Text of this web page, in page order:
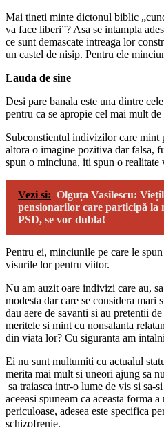
Mai tineti minte dictonul biblic
va face liberi”? Asa se intampla
ce sunt demascate intreaga lor
un castel de nisip. Pentru ele
Lauda de sine
Desi pare banala este una dintre
pentru ca se apropie cel mai mult
Subconstientul indivizilor care mint
altora o imagine pozitiva dar falsa,
spun o minciuna, iti spun o realitate
Vezi si: Olguța Vasilescu:
pensionarilor care participă la
PSD, se vor dubla!
Pentru ei, minciunile pe care le
visurile lor pentru viitor.
Nu am auzit oare indivizi care au,
modesta dar care se considera
dau aere de savanti si au pretentii
meritele si mint cu nonsalanta
din viata lor? Cu siguranta am
Ei nu sunt multumiti cu actualul
merita mai mult si uneori ajung sa
sa traiasca intr-o lume de vis si sa-
aceeasi spuneam ca aceasta forma
periculoase, adesea este specifica
schizofrenie.